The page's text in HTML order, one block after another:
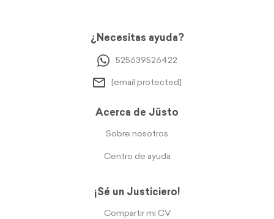
¿Necesitas ayuda?
525639526422
[email protected]
Acerca de Jüsto
Sobre nosotros
Centro de ayuda
¡Sé un Justiciero!
Compartir mi CV